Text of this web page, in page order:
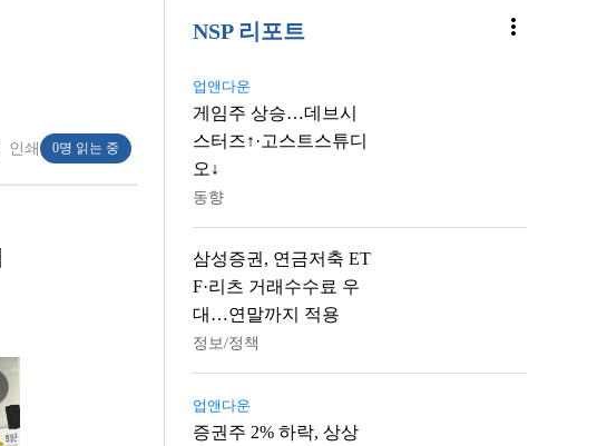
인쇄 0명 읽는 중
NSP 리포트 more_vert
업앤다운
게임주 상승…데브시
스터즈↑·고스트스튜디
오↓
동향
삼성증권, 연금저축 ET
F·리츠 거래수수료 우
대…연말까지 적용
정보/정책
업앤다운
증권주 2% 하락, 상상